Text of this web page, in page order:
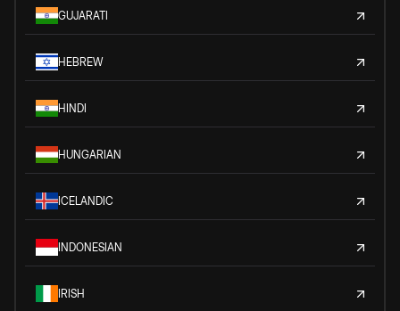
GUJARATI
HEBREW
HINDI
HUNGARIAN
ICELANDIC
INDONESIAN
IRISH